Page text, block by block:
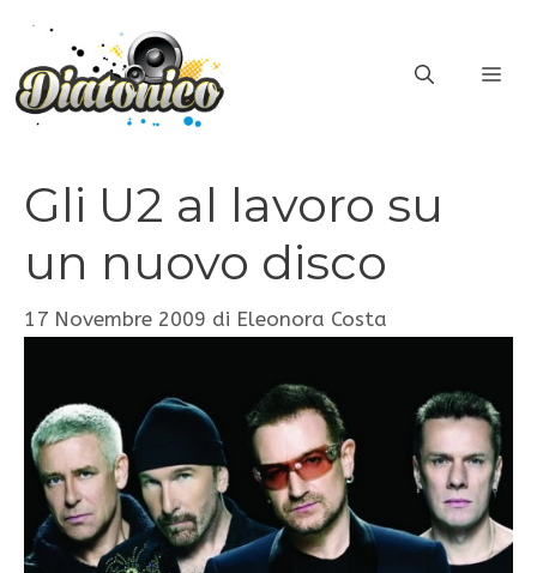
contenuto
Gli U2 al lavoro su
un nuovo disco
17 Novembre 2009 di Eleonora Costa